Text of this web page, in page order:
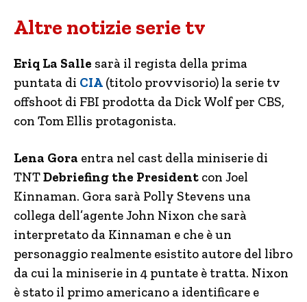
Altre notizie serie tv
Eriq La Salle sarà il regista della prima
puntata di CIA (titolo provvisorio) la serie tv
offshoot di FBI prodotta da Dick Wolf per CBS,
con Tom Ellis protagonista.
Lena Gora entra nel cast della miniserie di
TNTDebriefing the President con Joel
Kinnaman. Gora sarà Polly Stevens una
collega dell’agente John Nixon che sarà
interpretato da Kinnaman e che è un
personaggio realmente esistito autore del libro
da cui la miniserie in 4 puntate è tratta. Nixon
è stato il primo americano a identificare e